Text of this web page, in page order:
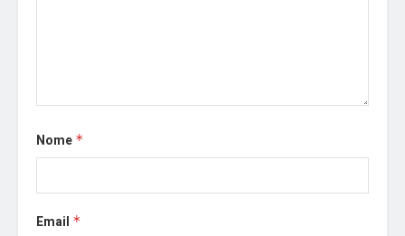
Nome *
Email *